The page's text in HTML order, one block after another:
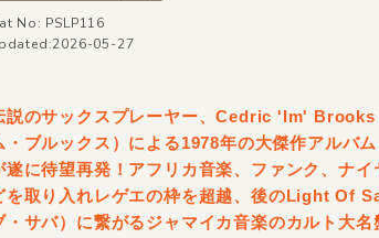
No: PSLP116
05-27
説のサックスプレーヤー、Cedric 'Im' Brooks
・ブルックス）による1978年の大傑作アルバ
遂に待望再発！アフリカ音楽、ファンク、ナイ
を取り入れレゲエの枠を超越、後のLight Of
・サバ）に繋がるジャマイカ音楽のカルト大名